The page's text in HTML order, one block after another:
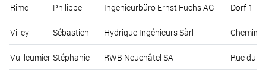
Rime Philippe Ingenieurbüro Ernst Fuchs AG Dorf 1
Villey Sébastien Hydrique Ingénieurs Sàrl Chemin
Vuilleumier Stéphanie RWB Neuchâtel SA Rue du